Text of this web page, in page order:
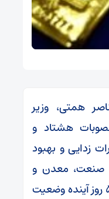
همتی، وزیر
هشتاد و
زدایی و بهبود
صنعت، معدن و
تجارت خواسته است تا طی ۵۰ روز آینده وضعیت